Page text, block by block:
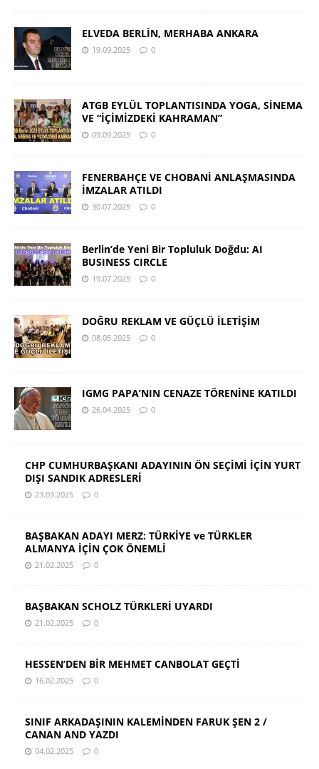
ELVEDA BERLİN, MERHABA ANKARA
19.09.2025 0
ATGB EYLÜL TOPLANTISINDA YOGA, SİNEMA
VE “İÇİMİZDEKİ KAHRAMAN”
09.09.2025 0
FENERBAHÇE VE CHOBANİ ANLAŞMASINDA
İMZALAR ATILDI
30.07.2025 0
Berlin’de Yeni Bir Topluluk Doğdu: AI
BUSINESS CIRCLE
19.07.2025 0
DOĞRU REKLAM VE GÜÇLÜ İLETİŞİM
08.05.2025 0
IGMG PAPA’NIN CENAZE TÖRENİNE KATILDI
26.04.2025 0
CHP CUMHURBAŞKANI ADAYININ ÖN SEÇİMİ İÇİN YURT
DIŞI SANDIK ADRESLERİ
23.03.2025 0
BAŞBAKAN ADAYI MERZ: TÜRKİYE ve TÜRKLER
ALMANYA İÇİN ÇOK ÖNEMLİ
21.02.2025 0
BAŞBAKAN SCHOLZ TÜRKLERİ UYARDI
21.02.2025 0
HESSEN’DEN BİR MEHMET CANBOLAT GEÇTİ
16.02.2025 0
SINIF ARKADAŞININ KALEMİNDEN FARUK ŞEN 2 /
CANAN AND YAZDI
04.02.2025 0